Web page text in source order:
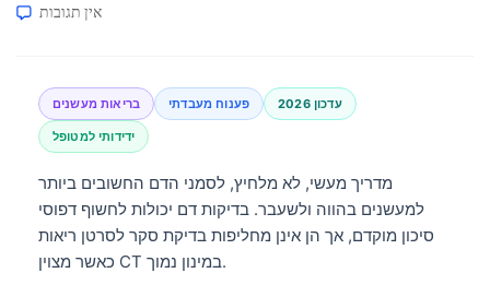
אין תגובות
בריאות מעשנים פענוח מעבדתי עדכון 2026
ידידותי למטופל
מדריך מעשי, לא מלחיץ, לסמני הדם החשובים ביותר
למעשנים בהווה ולשעבר. בדיקות דם יכולות לחשוף דפוסי
סיכון מוקדם, אך הן אינן מחליפות בדיקת סקר לסרטן ריאות
כאשר מצוין CT במינון נמוך.